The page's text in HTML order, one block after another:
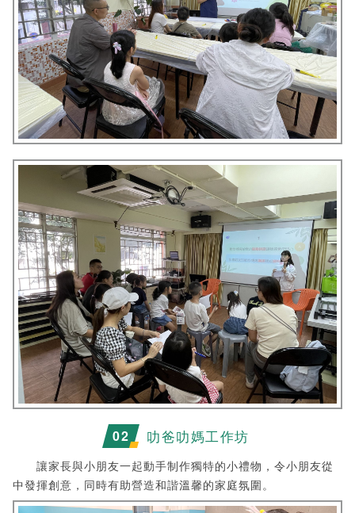
02 叻爸叻媽工作坊
讓家長與小朋友一起動手制作獨特的小禮物，令小朋友從
中發揮創意，同時有助營造和諧溫馨的家庭氛圍。